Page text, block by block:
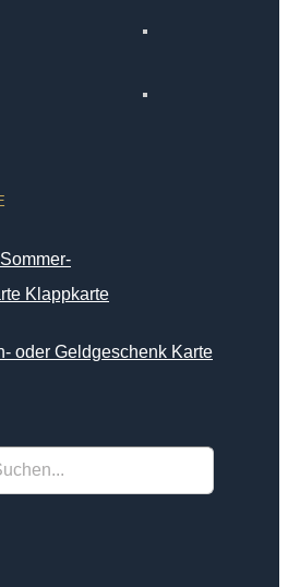
Klappkarte
oder Geldgeschenk Karte